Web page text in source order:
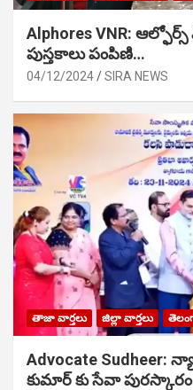
Alphores VNR:
పుస్తకాలు పంపిణి…
04/12/2024 SIRA NEWS
తాజా వార్తలు జిల్లా వార్తలు
Advocate Sudheer:
కుమార్ కు సేవా పురస్కారం